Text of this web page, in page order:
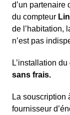
d’un partenaire
du compteur
de l’habitation,
n’est pas
L’installation
sans frais.
La souscription
fournisseur